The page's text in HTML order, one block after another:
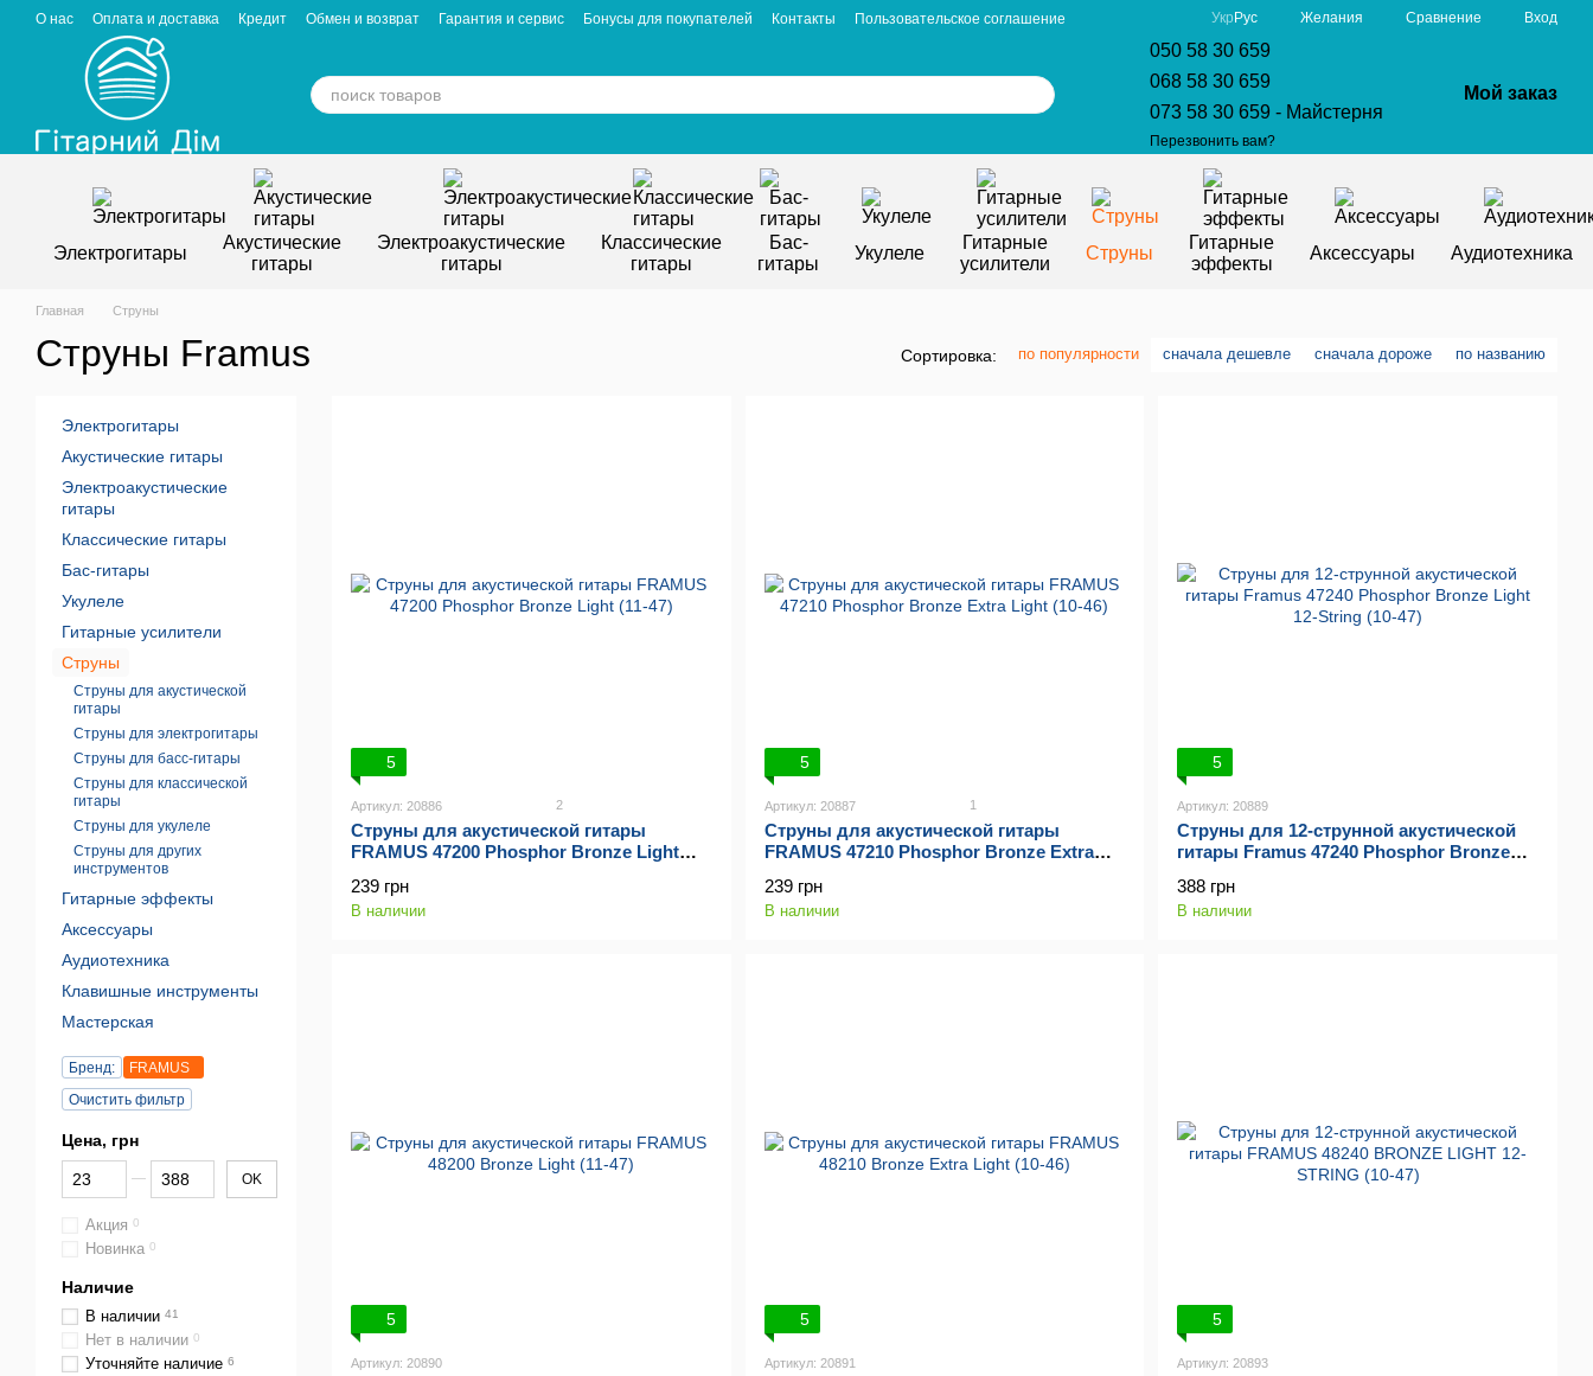
Перейти к основному контенту
О нас Оплата и доставка Кредит Обмен и возврат Гарантия и сервис Бонусы для покупателей Контакты
Пользовательское соглашение
Отзывы о магазине
Укр Рус Желания Сравнение Вход
050 58 30 659
068 58 30 659
073 58 30 659 - Майстерня
Перезвонить вам?
Мой заказ
Электрогитары
Акустические
гитары
Электроакустические
гитары
Классические
гитары
Бас-
гитары
Укулеле
Гитарные
усилители
Струны
Гитарные
эффекты
Аксессуары Аудиотехника
Главная Струны
Струны Framus Сортировка: по популярности сначала дешевле сначала дороже по названию
5
Артикул: 20886 2
Струны для акустической гитары
FRAMUS 47200 Phosphor Bronze Light
239 грн
В наличии
5
Артикул: 20887 1
Струны для акустической гитары
FRAMUS 47210 Phosphor Bronze Extra
239 грн
В наличии
5
Артикул: 20889
Струны для 12-струнной акустической
гитары Framus 47240 Phosphor Bronze
388 грн
В наличии
5
Артикул: 20890
5
Артикул: 20891
5
Артикул: 20893
Электрогитары
Акустические гитары
Электроакустические
гитары
Классические гитары
Бас-гитары
Укулеле
Гитарные усилители
Струны
Струны для акустической
гитары
Струны для электрогитары
Струны для басс-гитары
Струны для классической
гитары
Струны для укулеле
Струны для других
инструментов
Гитарные эффекты
Аксессуары
Аудиотехника
Клавишные инструменты
Мастерская
Бренд:
FRAMUS
Очистить фильтр
Цена, грн
От Цена, грн
До Цена, грн OK
Акция 0
Новинка 0
Наличие
В наличии 41
Нет в наличии 0
Уточняйте наличие 6